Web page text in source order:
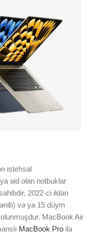
istehsal
aid olan notbuklar
2022-ci ildən
və ya 15 düym
MacBook Air
MacBook Pro ilə